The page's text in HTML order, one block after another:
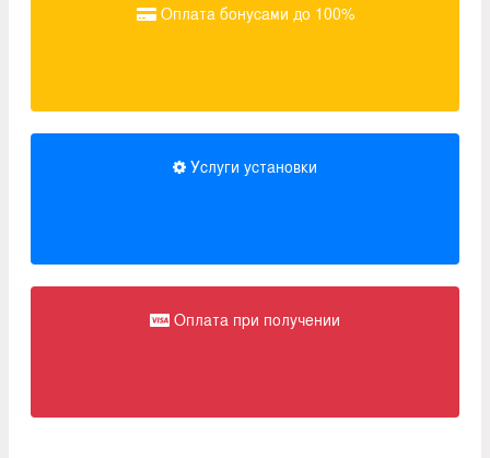
Оплата бонусами до 100%
Услуги установки
Оплата при получении